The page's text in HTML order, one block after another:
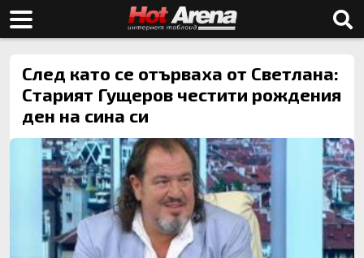
След като се отърваха от Светлана:
Старият Гущеров честити рождения
ден на сина си